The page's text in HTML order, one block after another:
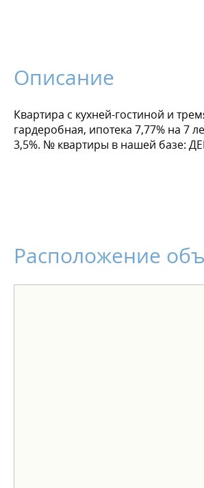
Описание
Квартира с кухней-гостиной и
гардеробная, ипотека 7,77% на 7
3,5%. № квартиры в нашей базе:
Расположение